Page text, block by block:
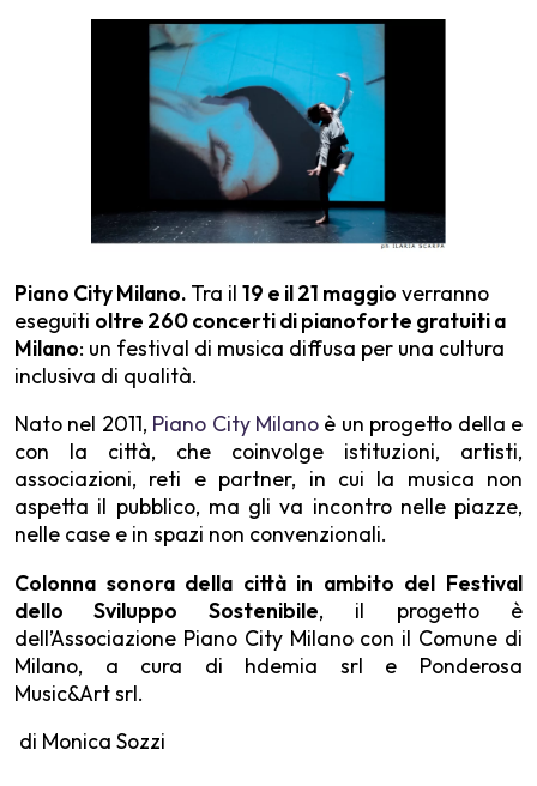
Piano City Milano. Tra il 19 e il 21 maggio verranno
eseguiti oltre 260 concerti di pianoforte gratuiti a
Milano: un festival di musica diffusa per una cultura
inclusiva di qualità.
Nato nel 2011, Piano City Milano è un progetto della e
con la città, che coinvolge istituzioni, artisti,
associazioni, reti e partner, in cui la musica non
aspetta il pubblico, ma gli va incontro nelle piazze,
nelle case e in spazi non convenzionali.
Colonna sonora della città in ambito del Festival
dello Sviluppo Sostenibile, il progetto è
dell’Associazione Piano City Milano con il Comune di
Milano, a cura di hdemia srl e Ponderosa
Music&Art srl.
di Monica Sozzi